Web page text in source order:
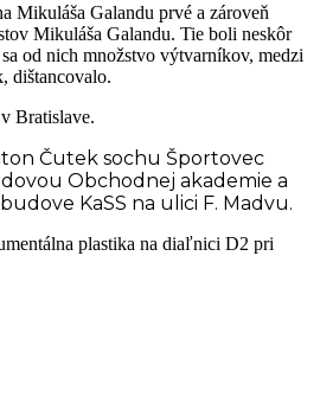
Mikuláša Galandu prvé a zároveň
Mikuláša Galandu. Tie boli neskôr
od nich množstvo výtvarníkov, medzi
dištancovalo.
Bratislave.
Čutek sochu Športovec
Obchodnej akademie a
KaSS na ulici F. Madvu.
plastika na diaľnici D2 pri